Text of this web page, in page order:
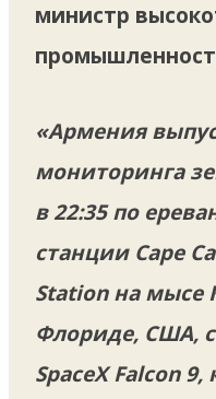
министр
«Армения
мониторинга
в 22:35 по
станции Cape
Station на мысе
Флориде, США,
SpaceX Falcon